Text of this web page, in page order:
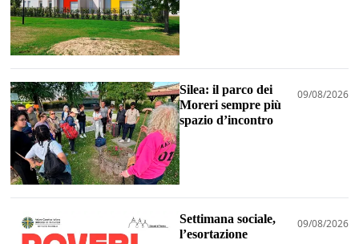
Silea: il parco dei
Moreri sempre più
spazio d’incontro
09/08/2026
Settimana sociale,
l’esortazione
09/08/2026